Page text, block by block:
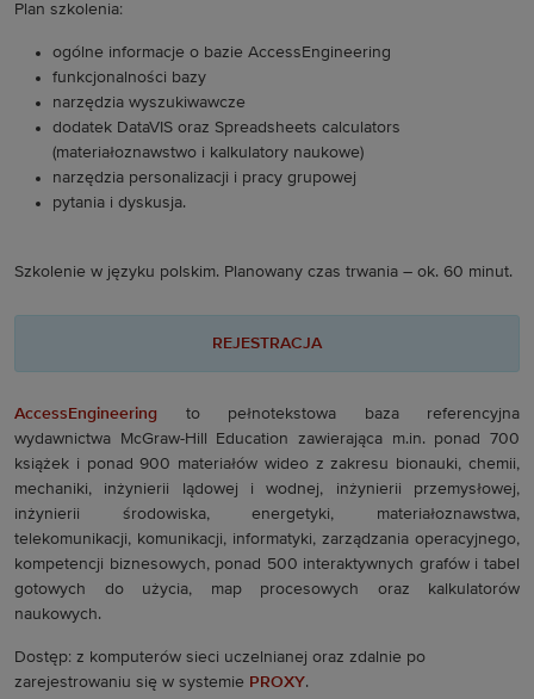
Plan szkolenia:
ogólne informacje o bazie AccessEngineering
funkcjonalności bazy
narzędzia wyszukiwawcze
dodatek DataVIS oraz Spreadsheets calculators
(materiałoznawstwo i kalkulatory naukowe)
narzędzia personalizacji i pracy grupowej
pytania i dyskusja.
Szkolenie w języku polskim. Planowany czas trwania – ok. 60 minut.
REJESTRACJA
AccessEngineering
to pełnotekstowa baza referencyjna
wydawnictwa McGraw-Hill Education zawierająca m.in. ponad 700
książek i ponad 900 materiałów wideo z zakresu bionauki, chemii,
mechaniki, inżynierii lądowej i wodnej, inżynierii przemysłowej,
inżynierii środowiska, energetyki, materiałoznawstwa,
telekomunikacji, komunikacji, informatyki, zarządzania operacyjnego,
kompetencji biznesowych, ponad 500 interaktywnych grafów i tabel
gotowych do użycia, map procesowych oraz kalkulatorów
naukowych.
Dostęp: z komputerów sieci uczelnianej oraz zdalnie po
zarejestrowaniu się w systemie PROXY.